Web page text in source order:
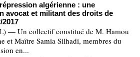
algérienne : une
avocat et militant des droits de
2017
— Un collectif constitué de M. Hamou
et Maître Samia Silhadi, membres du
en...